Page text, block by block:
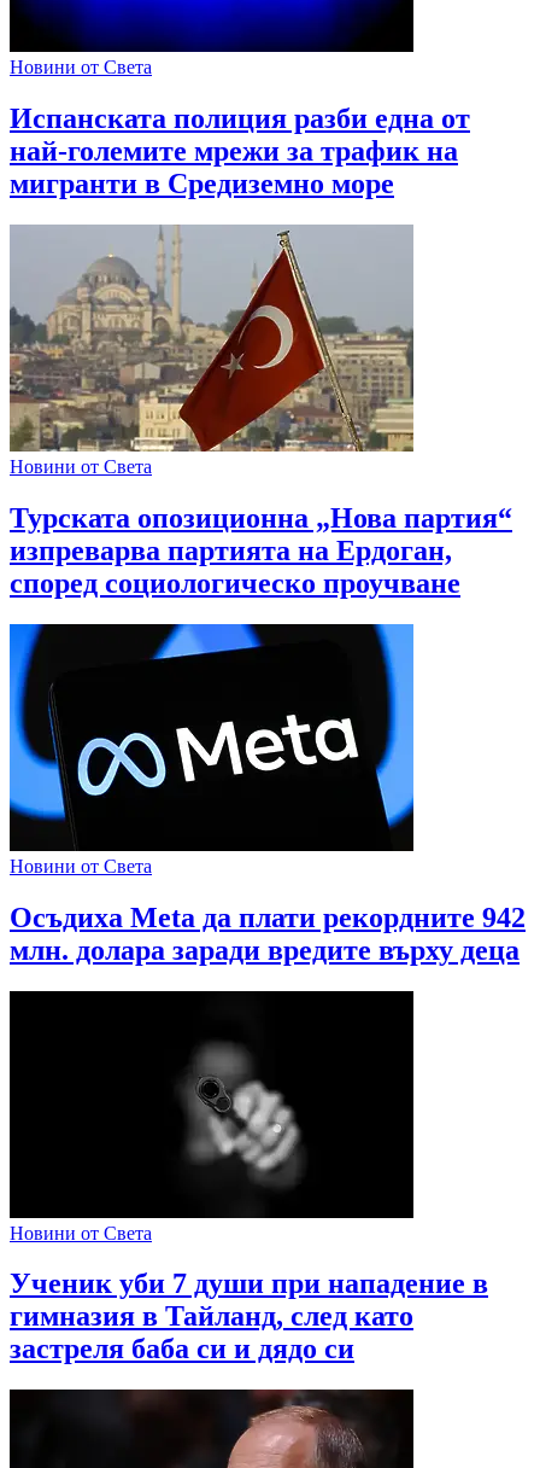
Новини от Света
Испанската полиция разби една от
най-големите мрежи за трафик на
мигранти в Средиземно море
Новини от Света
Турската опозиционна „Нова партия“
изпреварва партията на Ердоган,
според социологическо проучване
Новини от Света
Осъдиха Meta да плати рекордните 942
млн. долара заради вредите върху деца
Новини от Света
Ученик уби 7 души при нападение в
гимназия в Тайланд, след като
застреля баба си и дядо си